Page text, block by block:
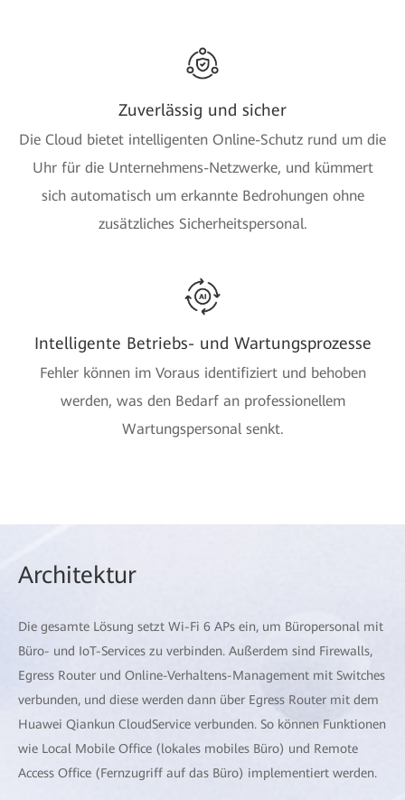
Zuverlässig und sicher
Die Cloud bietet intelligenten Online-Schutz rund um die
Uhr für die Unternehmens-Netzwerke, und kümmert
sich automatisch um erkannte Bedrohungen ohne
zusätzliches Sicherheitspersonal.
Intelligente Betriebs- und Wartungsprozesse
Fehler können im Voraus identifiziert und behoben
werden, was den Bedarf an professionellem
Wartungspersonal senkt.
Architektur
Die gesamte Lösung setzt Wi-Fi 6 APs ein, um Büropersonal mit
Büro- und IoT-Services zu verbinden. Außerdem sind Firewalls,
Egress Router und Online-Verhaltens-Management mit Switches
verbunden, und diese werden dann über Egress Router mit dem
Huawei Qiankun CloudService verbunden. So können Funktionen
wie Local Mobile Office (lokales mobiles Büro) und Remote
Access Office (Fernzugriff auf das Büro) implementiert werden.